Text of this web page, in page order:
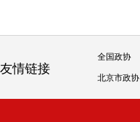
友情链接
全国政协
北京市政协